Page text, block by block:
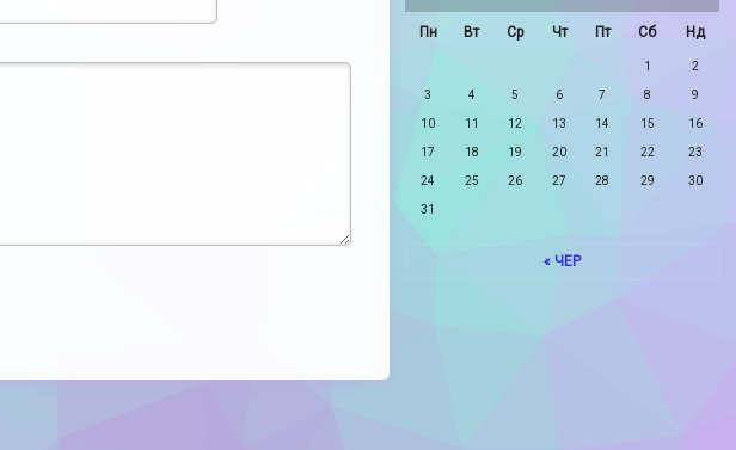
Пн Вт Ср Чт Пт Сб Нд
1 2
3 4 5 6 7 8 9
10 11 12 13 14 15 16
17 18 19 20 21 22 23
24 25 26 27 28 29 30
31
« ЧЕР